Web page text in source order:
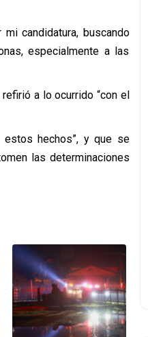
candidatura, buscando
especialmente a las
a lo ocurrido “con el
estos hechos”, y que se
las determinaciones